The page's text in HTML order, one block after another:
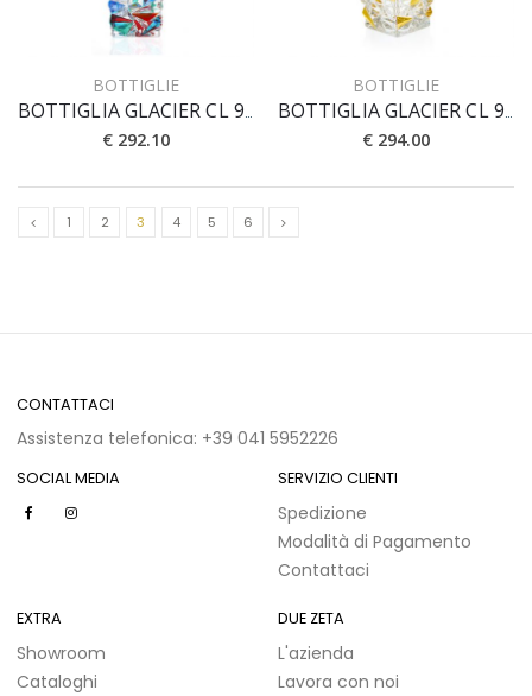
BOTTIGLIE
BOTTIGLIA GLACIER CL 90
€ 292.10
BOTTIGLIE
BOTTIGLIA GLACIER CL 90 [CRYSTAL]
€ 294.00
1 2 3 4 5 6
CONTATTACI
Assistenza telefonica: +39 041 5952226
SOCIAL MEDIA SERVIZIO CLIENTI
Spedizione
Modalità di Pagamento
Contattaci
EXTRA
Showroom
Cataloghi
DUE ZETA
L'azienda
Lavora con noi